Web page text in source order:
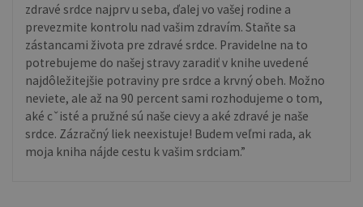
zdravé srdce najprv u seba, ďalej vo vašej rodine a
prevezmite kontrolu nad vašim zdravím. Staňte sa
zástancami života pre zdravé srdce. Pravidelne na to
potrebujeme do našej stravy zaradiť v knihe uvedené
najdôležitejšie potraviny pre srdce a krvný obeh. Možno
neviete, ale až na 90 percent sami rozhodujeme o tom,
aké cˇisté a pružné sú naše cievy a aké zdravé je naše
srdce. Zázračný liek neexistuje! Budem veľmi rada, ak
moja kniha nájde cestu k vašim srdciam.”